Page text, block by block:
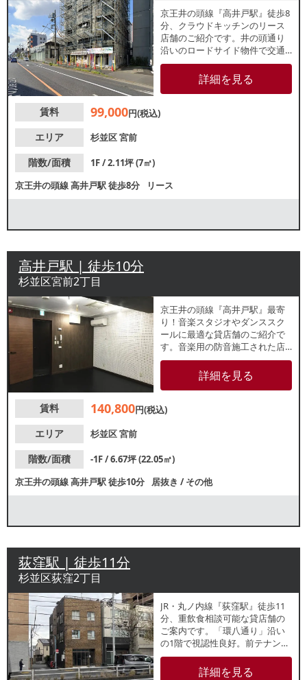
京王井の頭線『高井戸駅』徒歩8
分、クラウドキッチンのリース
店舗のご紹介です。井の頭通り
沿いのロードサイド物件で交通
アクセス良好！杉並の住宅街に
位置しており、ファミリー層は
じめ、近隣住民の日常的な利用
詳細を見る
賃料 99,000円(税込)
エリア
杉並区宮前
階数/面積
1F / 2.11坪 (7㎡)
京王井の頭線高井戸駅徒歩8分 リース
高井戸駅 | 徒歩10分
杉並区宮前2丁目
京王井の頭線『高井戸駅』最寄
り！音楽スタジオやダンススク
ールに最適な貸店舗のご紹介で
す。音楽用の防音施工された店
舗！壁⼀⾯が鏡張りで、床はダ
ンス床になっています。諸条件
等、お気軽にお問合せくださ
詳細を見る
賃料 140,800円(税込)
エリア
杉並区宮前
階数/面積
-1F / 6.67坪 (22.05㎡)
京王井の頭線高井戸駅徒歩10分 居抜き /その他
荻窪駅 | 徒歩11分
杉並区荻窪2丁目
JR・丸ノ内線『荻窪駅』徒歩11
分、重飲食相談可能な貸店舗の
ご案内です。「環八通り」沿い
の1階で視認性良好。前テナント
はラーメン店。業種等お気軽に
お問い合わせください。
詳細を見る